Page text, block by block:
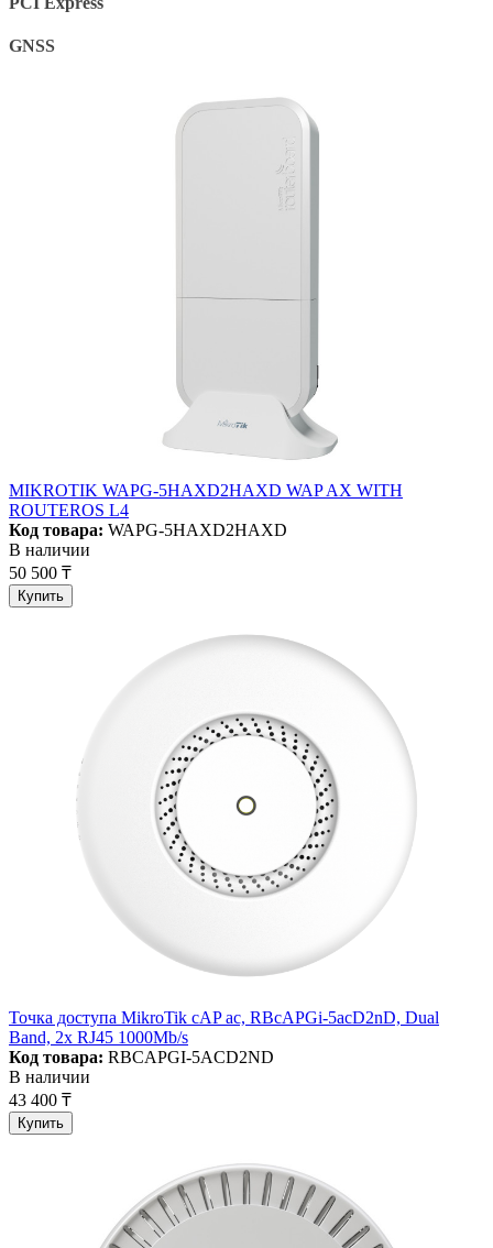
GNSS
MIKROTIK WAPG-5HAXD2HAXD WAP AX WITH
ROUTEROS L4
Код товара: WAPG-5HAXD2HAXD
В наличии
50 500 ₸
Купить
Точка доступа MikroTik cAP ac, RBcAPGi-5acD2nD, Dual
Band, 2x RJ45 1000Mb/s
Код товара: RBCAPGI-5ACD2ND
В наличии
43 400 ₸
Купить